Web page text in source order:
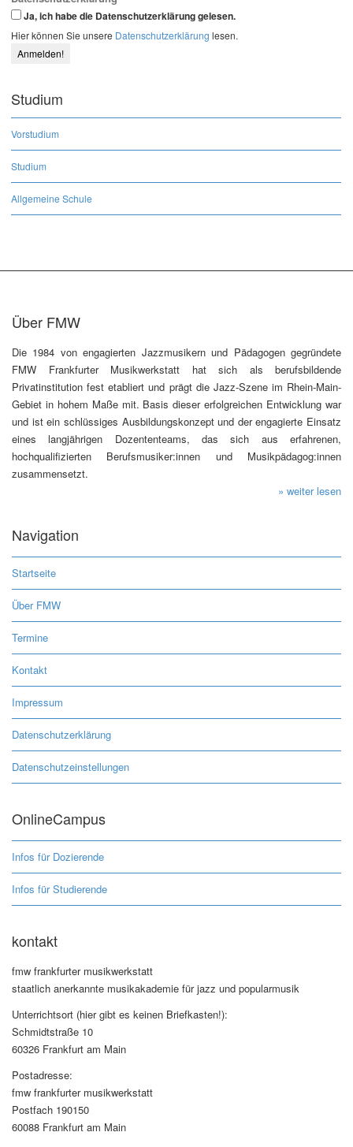
Ja, ich habe die Datenschutzerklärung gelesen.
Hier können Sie unsere Datenschutzerklärung lesen.
Studium
Vorstudium
Studium
Allgemeine Schule
Über FMW
Die 1984 von engagierten Jazzmusikern und Pädagogen gegründete
FMW Frankfurter Musikwerkstatt hat sich als berufsbildende
Privatinstitution fest etabliert und prägt die Jazz-Szene im Rhein-Main-
Gebiet in hohem Maße mit. Basis dieser erfolgreichen Entwicklung war
und ist ein schlüssiges Ausbildungskonzept und der engagierte Einsatz
eines langjährigen Dozententeams, das sich aus erfahrenen,
hochqualifizierten Berufsmusiker:innen und Musikpädagog:innen
zusammensetzt.
» weiter lesen
Navigation
Startseite
Über FMW
Termine
Kontakt
Impressum
Datenschutzerklärung
Datenschutzeinstellungen
OnlineCampus
Infos für Dozierende
Infos für Studierende
kontakt
fmw frankfurter musikwerkstatt
staatlich anerkannte musikakademie für jazz und popularmusik
Unterrichtsort (hier gibt es keinen Briefkasten!):
Schmidtstraße 10
60326 Frankfurt am Main
Postadresse:
fmw frankfurter musikwerkstatt
Postfach 190150
60088 Frankfurt am Main